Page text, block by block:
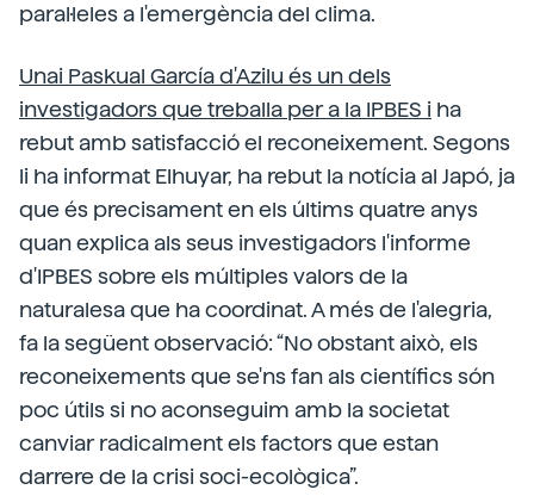
paral·leles a l'emergència del clima.
Unai Paskual García d'Azilu és un dels
investigadors que treballa per a la IPBES i ha
rebut amb satisfacció el reconeixement. Segons
li ha informat Elhuyar, ha rebut la notícia al Japó, ja
que és precisament en els últims quatre anys
quan explica als seus investigadors l'informe
d'IPBES sobre els múltiples valors de la
naturalesa que ha coordinat. A més de l'alegria,
fa la següent observació: “No obstant això, els
reconeixements que se'ns fan als científics són
poc útils si no aconseguim amb la societat
canviar radicalment els factors que estan
darrere de la crisi soci-ecològica”.